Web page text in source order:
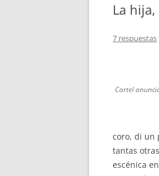
La
7 respuestas
Cartel
coro, di un
tantas
escénica